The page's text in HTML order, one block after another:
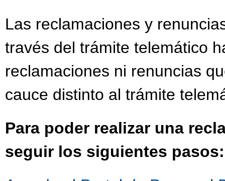
Las reclamaciones y
través del trámite telemático
reclamaciones ni renuncias
cauce distinto al trámite
Para poder realizar una
seguir los siguientes pasos: